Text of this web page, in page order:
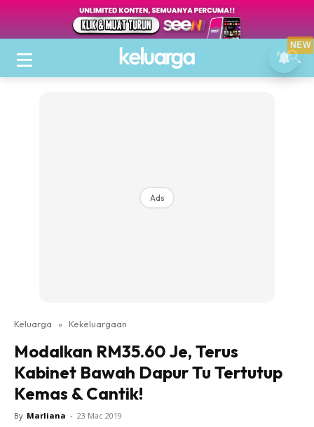
Ads
Keluarga » Kekeluargaan
Modalkan RM35.60 Je, Terus
Kabinet Bawah Dapur Tu Tertutup
Kemas & Cantik!
By Marliana - 23 Mac 2019
NEW